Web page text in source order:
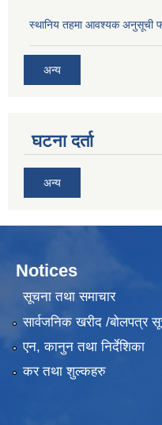
स्थानिय तहमा आवश्यक अनुसूची
अन्य
घटना दर्ता
अन्य
Notices
सूचना तथा समाचार
सार्वजनिक खरीद /बोलपत्र
एन, कानुन तथा निर्देशिका
कर तथा शुल्कहरु